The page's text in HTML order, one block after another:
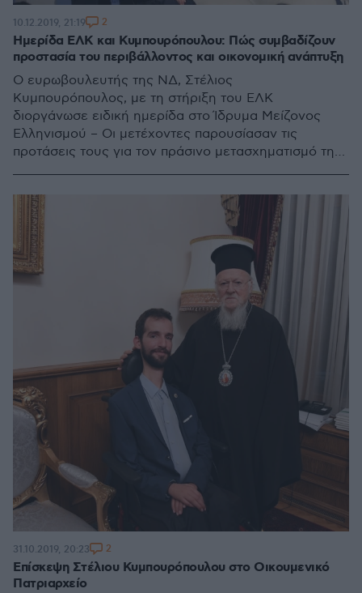
Ημερίδα ΕΛΚ και Κυμπουρόπουλου: Πώς συμβαδίζουν
προστασία του περιβάλλοντος και οικονομική ανάπτυξη
Ο ευρωβουλευτής της ΝΔ, Στέλιος
Κυμπουρόπουλος, με τη στήριξη του ΕΛΚ
διοργάνωσε ειδική ημερίδα στο Ίδρυμα Μείζονος
Ελληνισμού – Οι μετέχοντες παρουσίασαν τις
προτάσεις τους για τον πράσινο μετασχηματισμό της
10.12.2019, 21:19 2
Επίσκεψη Στέλιου Κυμπουρόπουλου στο Οικουμενικό
Πατριαρχείο
31.10.2019, 20:23 2